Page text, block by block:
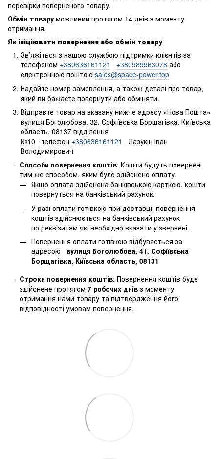
перевірки поверненого товару.
Обмін товару можливий протягом 14 днів з моменту
отримання.
Як ініціювати повернення або обмін товару
Зв’яжіться з нашою службою підтримки клієнтів за
телефоном +380636161121 +380989963078 або
електронною поштою sales@space-power.top
Надайте номер замовлення, а також деталі про товар,
який ви бажаєте повернути або обміняти.
Відправте товар на вказану нижче адресу «Нова Пошта»
вулиця Боголюбова, 32, Софіївська Борщагівка, Київська
область, 08137 відділення
№10 телефон +380636161121
Лазукін Іван
Володимирович
Способи повернення коштів: Кошти будуть повернені
тим же способом, яким було здійснено оплату.
Якщо оплата здійснена банківською карткою, кошти
повернуться на банківський рахунок.
У разі оплати готівкою при доставці, повернення
коштів здійснюється на банківський рахунок
по реквізитам які необхідно вказати у звернені .
Повернення оплати готівкою відбувається за
адресою вулиця Боголюбова, 41, Софіївська
Борщагівка, Київська область, 08131
Строки повернення коштів: Повернення коштів буде
здійснене протягом 7 робочих днів з моменту
отримання нами товару та підтвердження його
відповідності умовам повернення.